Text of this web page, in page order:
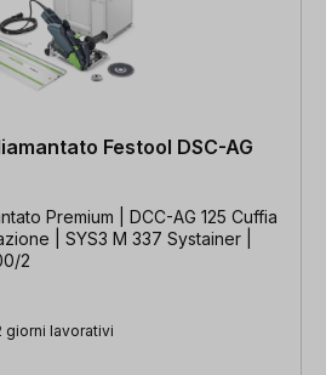
Festool DSC-AG
Premium | DCC-AG 125 Cuffia
| SYS3 M 337 Systainer |
2
giorni lavorativi